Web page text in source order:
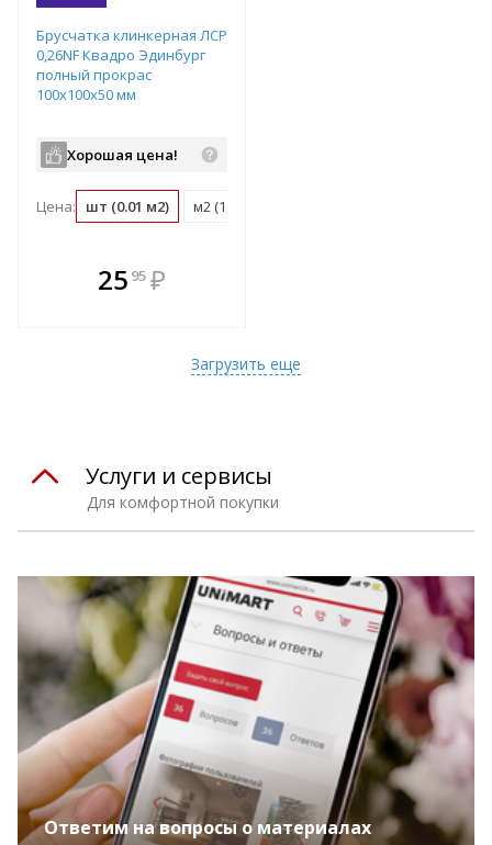
Брусчатка клинкерная ЛСР
0,26NF Квадро Эдинбург
полный прокрас
100х100х50 мм
Хорошая цена!
Цена: шт (0.01 м2) м2 (100 шт)
25 95 ₽
Загрузить еще
Для комфортной покупки
Услуги и сервисы
Ответим на вопросы о материалах